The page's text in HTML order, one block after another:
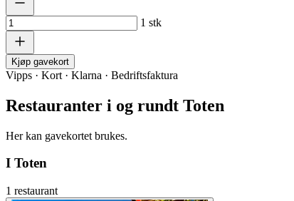
1 stk
Kjøp gavekort
Vipps · Kort · Klarna · Bedriftsfaktura
Restauranter i og rundt Toten
Her kan gavekortet brukes.
I Toten
1 restaurant